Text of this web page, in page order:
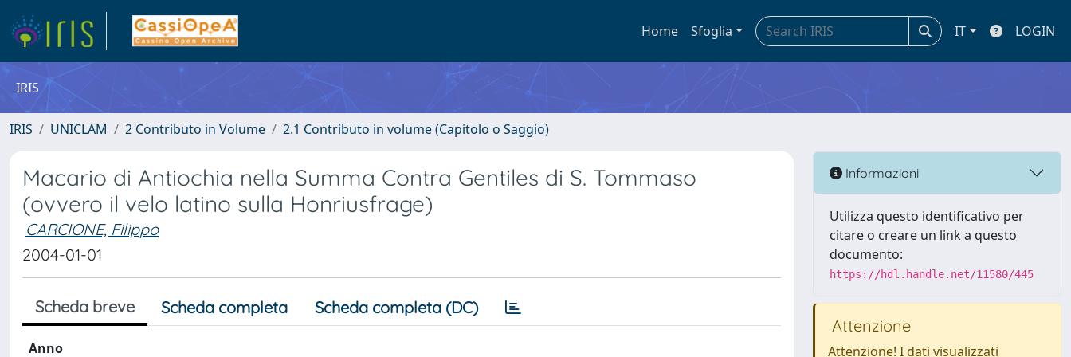
Home Sfoglia IT LOGIN
IRIS
IRIS UNICLAM 2 Contributo in Volume 2.1 Contributo in volume (Capitolo o Saggio)
Macario di Antiochia nella Summa Contra Gentiles di S. Tommaso
(ovvero il velo latino sulla Honriusfrage)
CARCIONE, Filippo
2004-01-01
Scheda breve Scheda completa Scheda completa (DC)
Anno
Informazioni
Utilizza questo identificativo per
citare o creare un link a questo
documento:
https://hdl.handle.net/11580/445
Attenzione
Attenzione! I dati visualizzati